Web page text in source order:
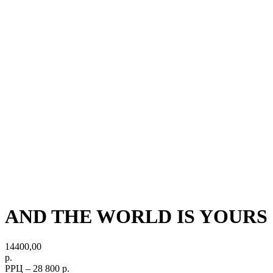
AND THE WORLD IS YOURS
14400,00
р.
РРЦ – 28 800 р.